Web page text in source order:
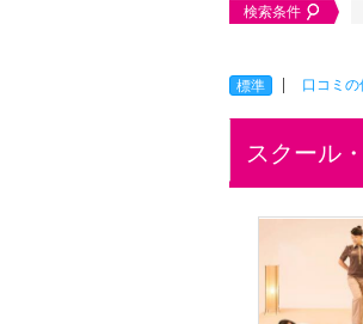
検索条件
標準 口コミ
スクール